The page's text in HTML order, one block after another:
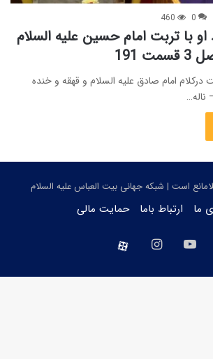
0
460
با تربت امام حسین علیه السلام
در 4 موقعیت درکلام امام صادق علیه السلام و قهقه و خنده
است | شبکه جهانی بیت العباس علیه السلام
ما ارتباط باما حمایت مالی
یوتیوب اینستاگرام